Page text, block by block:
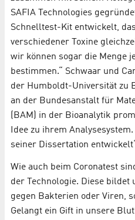
SAFIA Technologies
Schnelltest-Kit entwickelt,
verschiedener Toxine
wir können sogar die Menge
bestimmen.“ Schwaar und
der Humboldt-Universität zu
an der Bundesanstalt für
(BAM) in der Bioanalytik
Idee zu ihrem
seiner Dissertation
Wie auch beim Coronatest
der Technologie. Diese
gegen Bakterien oder Viren,
Gelangt ein Gift in unsere